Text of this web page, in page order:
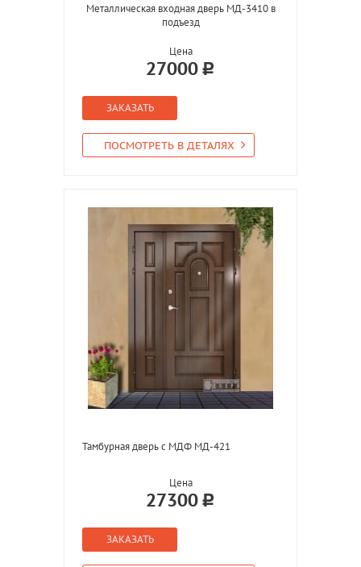
Металлическая входная дверь МД-3410 в
подъезд
Цена
27000
ЗАКАЗАТЬ
ПОСМОТРЕТЬ В ДЕТАЛЯХ
Тамбурная дверь с МДФ МД-421
Цена
27300
ЗАКАЗАТЬ